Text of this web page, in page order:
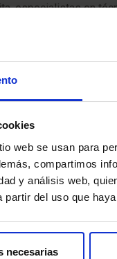
web se usan para
compartimos
y análisis web,
partir del uso que
necesarias
especialistas en
Vigo
, afirma que
del centro y de la